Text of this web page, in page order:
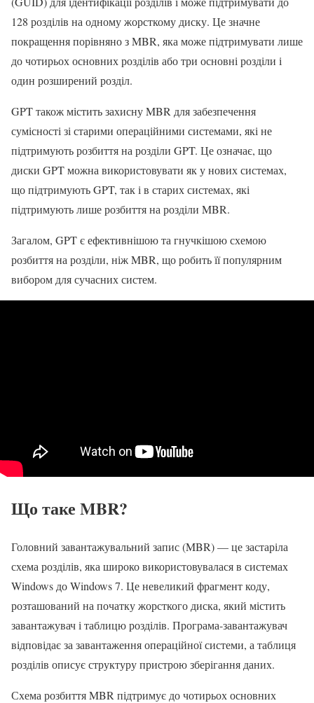
128 розділів на одному жорсткому диску. Це значне
покращення порівняно з MBR, яка може підтримувати лише
до чотирьох основних розділів або три основні розділи і
один розширений розділ.
GPT також містить захисну MBR для забезпечення
сумісності зі старими операційними системами, які не
підтримують розбиття на розділи GPT. Це означає, що
диски GPT можна використовувати як у нових системах,
що підтримують GPT, так і в старих системах, які
підтримують лише розбиття на розділи MBR.
Загалом, GPT є ефективнішою та гнучкішою схемою
розбиття на розділи, ніж MBR, що робить її популярним
вибором для сучасних систем.
Що таке MBR?
Головний завантажувальний запис (MBR) — це застаріла
схема розділів, яка широко використовувалася в системах
Windows до Windows 7. Це невеликий фрагмент коду,
розташований на початку жорсткого диска, який містить
завантажувач і таблицю розділів. Програма-завантажувач
відповідає за завантаження операційної системи, а таблиця
розділів описує структуру пристрою зберігання даних.
Схема розбиття MBR підтримує до чотирьох основних